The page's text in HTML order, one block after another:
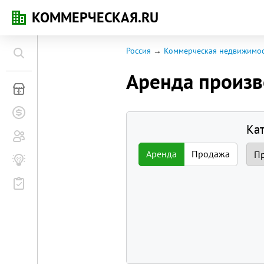
КОММЕРЧЕСКАЯ.RU
Коммерческая недвижимость
Россия Коммерческая
Аренда
Аренда Продажа